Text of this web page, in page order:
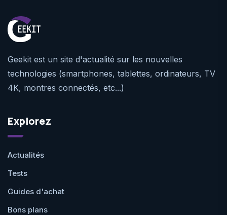
Geekit est un site d'actualité sur les nouvelles
technologies (smartphones, tablettes, ordinateurs, TV
4K, montres connectés, etc...)
Explorez
Actualités
Tests
Guides d'achat
Bons plans